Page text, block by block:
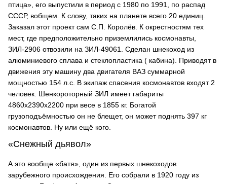
птица», его выпустили в период с 1980 по 1991, по распад
СССР, вобщем. К слову, таких на планете всего 20 единиц.
Заказал этот проект сам С.П. Королёв. К окрестностям тех
мест, где предположительно приземлились космонавты,
ЗИЛ-2906 отвозили на ЗИЛ-49061. Сделан шнекоход из
алюминиевого сплава и стеклопластика ( кабина). Приводят в
движения эту машину два двигателя ВАЗ суммарной
мощностью 154 л.с. В экипаж спасения космонавтов входят 2
человек. Шенкороторный ЗИЛ имеет габариты
4860x2390x2200 при весе в 1855 кг. Богатой
грузоподъёмностью он не блещет, он может поднять 397 кг
космонавтов. Ну или ещё кого.
«Снежный дьявол»
А это вообще «батя», один из первых шнекоходов
зарубежного происхождения. Его собрали в 1920 году из